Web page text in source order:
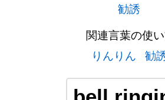
勧誘
関連言葉の使
りんりん
勧